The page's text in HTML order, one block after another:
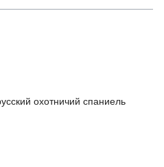
охотничий спаниель